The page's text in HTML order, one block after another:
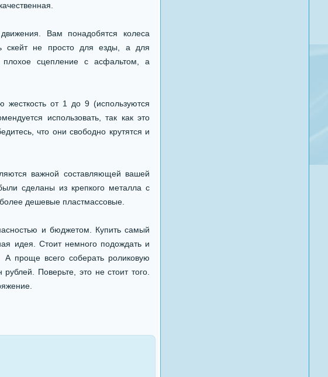
Вам понадобятся колеса
скейт не просто для езды, а для
сцепление с асфальтом, а
от 1 до 9 (используются
использовать, так как это
что они свободно крутятся и
важной составляющей вашей
сделаны из крепкого металла с
дешевые пластмассовые.
и бюджетом. Купить самый
идея. Стоит немного подождать и
проще всего соберать роликовую
Поверьте, это не стоит того.